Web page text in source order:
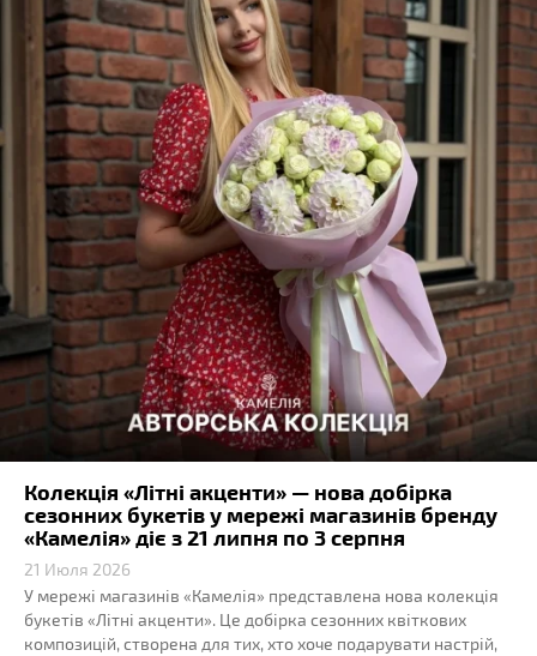
Колекція «Літні акценти» — нова добірка
сезонних букетів у мережі магазинів бренду
«Камелія» діє з 21 липня по 3 серпня
21 Июля 2026
У мережі магазинів «Камелія» представлена нова колекція
букетів «Літні акценти». Це добірка сезонних квіткових
композицій, створена для тих, хто хоче подарувати настрій,